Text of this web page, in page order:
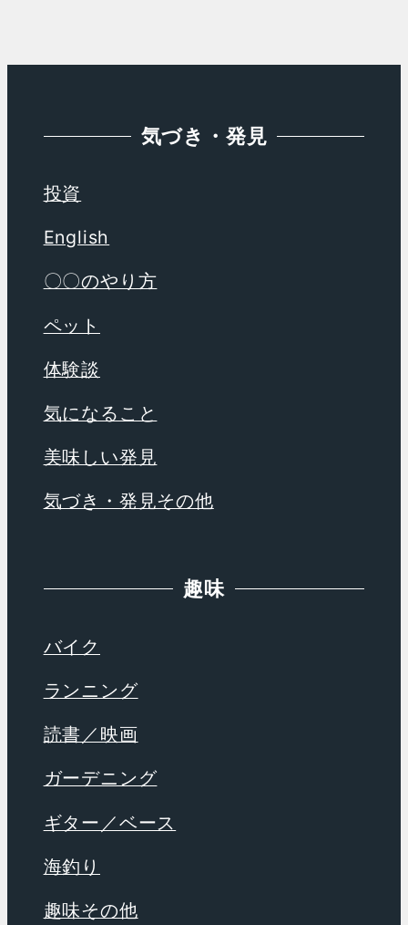
気づき・発見
投資
English
〇〇のやり方
ペット
体験談
気になること
美味しい発見
気づき・発見その他
趣味
バイク
ランニング
読書／映画
ガーデニング
ギター／ベース
海釣り
趣味その他